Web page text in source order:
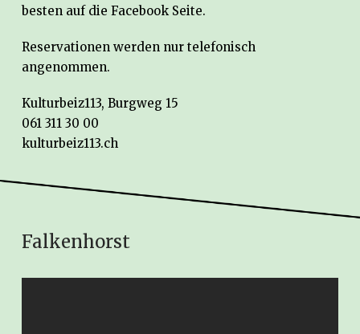
besten auf die Facebook Seite.
Reservationen werden nur telefonisch
angenommen.
Kulturbeiz113, Burgweg 15
061 311 30 00
kulturbeiz113.ch
Falkenhorst